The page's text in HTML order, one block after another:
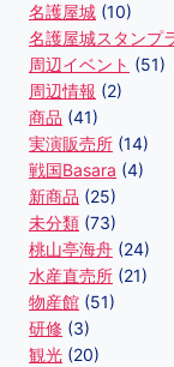
名護屋城 (10)
名護屋城スタンプ
周辺イベント (51)
周辺情報 (2)
商品 (41)
実演販売所 (14)
戦国Basara (4)
新商品 (25)
未分類 (73)
桃山亭海舟 (24)
水産直売所 (21)
物産館 (51)
研修 (3)
観光 (20)